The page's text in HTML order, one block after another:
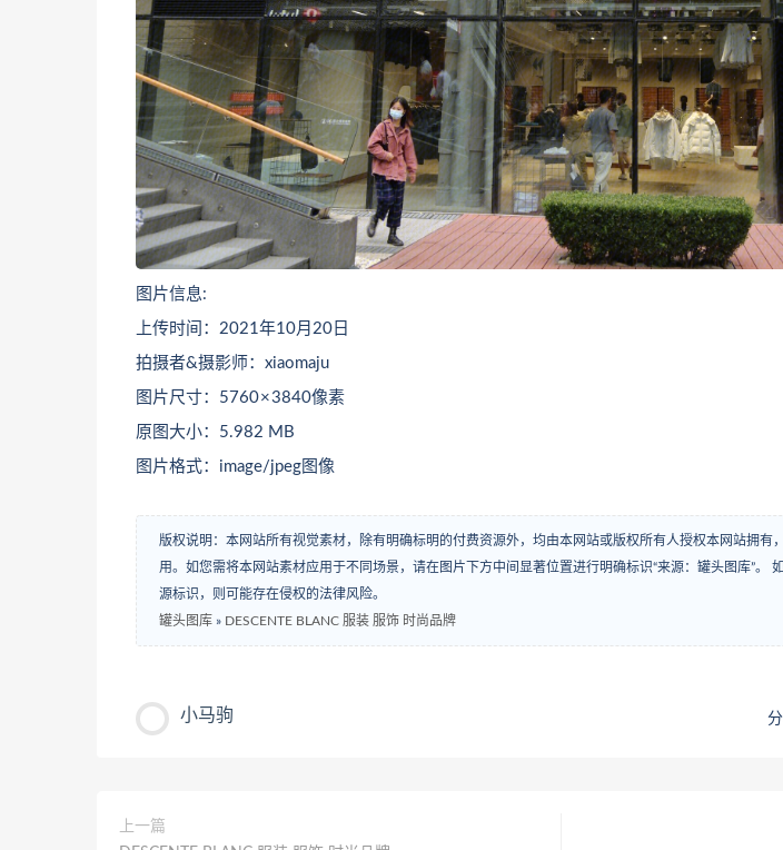
图片信息:
上传时间：2021年10月20日
拍摄者&摄影师：xiaomaju
图片尺寸：5760 × 3840像素
原图大小：5.982 MB
图片格式：image/jpeg图像
版权说明：本网站所有视觉素材，除有明确标明的付费资源外，均由本网站或版权所有人授权本网站拥有
用。如您需将本网站素材应用于不同场景，请在图片下方中间显著位置进行明确标识“来源：罐头图库”。
源标识，则可能存在侵权的法律风险。
罐头图库 » DESCENTE BLANC 服装 服饰 时尚品牌
小马驹
上一篇